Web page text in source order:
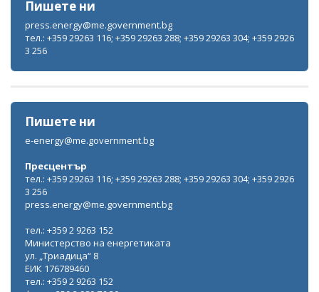
Пишете ни
press.energy@me.government.bg
тел.: +359 29263 116; +359 29263 288; +359 29263 304; +359 2926
3 256
Пишете ни
e-energy@me.government.bg
Пресцентър
тел.: +359 29263 116; +359 29263 288; +359 29263 304; +359 2926
3 256
press.energy@me.government.bg
тел.: +359 2 9263 152
Министерство на енергетиката
ул. „Триадица“ 8
ЕИК 176789460
тел.: +359 2 9263 152